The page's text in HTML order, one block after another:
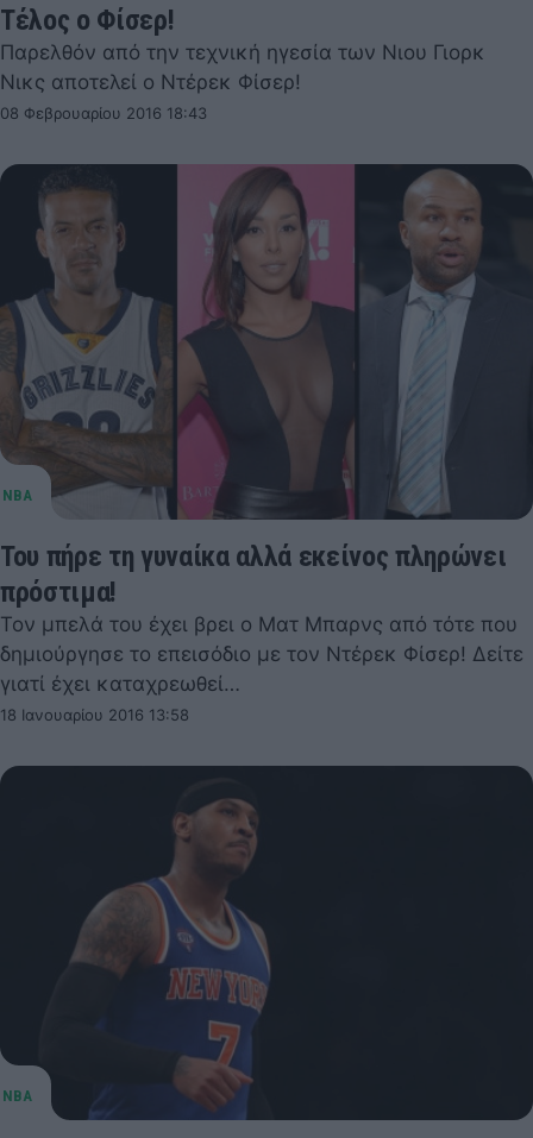
Τέλος ο Φίσερ!
Παρελθόν από την τεχνική ηγεσία των Νιου Γιορκ
Νικς αποτελεί ο Ντέρεκ Φίσερ!
08 Φεβρουαρίου 2016 18:43
Του πήρε τη γυναίκα αλλά εκείνος πληρώνει
πρόστιμα!
Τον μπελά του έχει βρει ο Ματ Μπαρνς από τότε που
δημιούργησε το επεισόδιο με τον Ντέρεκ Φίσερ! Δείτε
γιατί έχει καταχρεωθεί…
18 Ιανουαρίου 2016 13:58